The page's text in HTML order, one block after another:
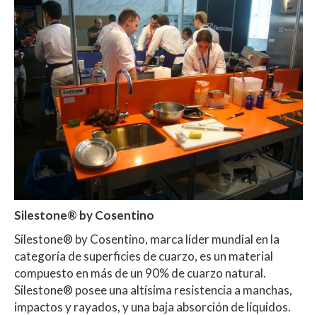
Silestone® by Cosentino
Silestone® by Cosentino, marca líder mundial en la
categoría de superficies de cuarzo, es un material
compuesto en más de un 90% de cuarzo natural.
Silestone® posee una altísima resistencia a manchas,
impactos y rayados, y una baja absorción de líquidos.